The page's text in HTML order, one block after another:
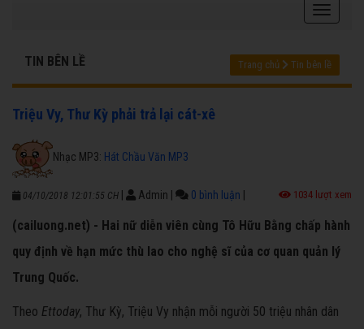
TIN BÊN LỀ Trang chủ Tin bên lề
Triệu Vy, Thư Kỳ phải trả lại cát-xê
Nhạc MP3: Hát Chầu Văn MP3
04/10/2018 12:01:55 CH Admin 0 bình luận 1034 lượt xem
(cailuong.net) - Hai nữ diễn viên cùng Tô Hữu Bằng chấp hành
quy định về hạn mức thù lao cho nghệ sĩ của cơ quan quản lý
Trung Quốc.
Theo Ettoday, Thư Kỳ, Triệu Vy nhận mỗi người 50 triệu nhân dân